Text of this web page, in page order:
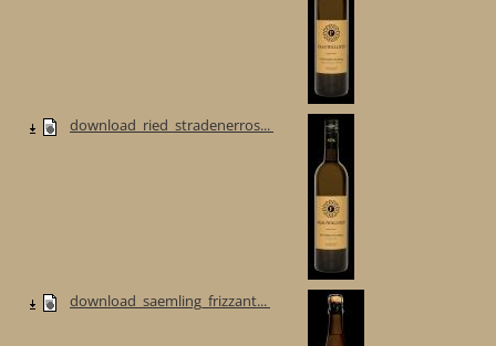
download_ried_stradenerros...
download_saemling_frizzant...